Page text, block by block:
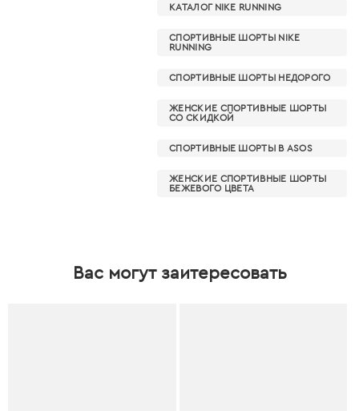
КАТАЛОГ NIKE RUNNING
СПОРТИВНЫЕ ШОРТЫ NIKE
RUNNING
СПОРТИВНЫЕ ШОРТЫ НЕДОРОГО
ЖЕНСКИЕ СПОРТИВНЫЕ ШОРТЫ
СО СКИДКОЙ
СПОРТИВНЫЕ ШОРТЫ В ASOS
ЖЕНСКИЕ СПОРТИВНЫЕ ШОРТЫ
БЕЖЕВОГО ЦВЕТА
Вас могут заитересовать